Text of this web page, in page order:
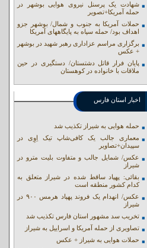
شهادت یک پرسنل نیروی هوایی بوشهر در
حمله آمریکا+تصویر
حملات آمریکا به جنوب و شمال/ بوشهر جزو
اهداف بود/ حمله سپاه به پایگاههای آمریکا
برگزاری مراسم عزاداری رهبر شهید در بوشهر
+ عکس
پایان فرار قاتل دشتستان/ دستگیری در حین
ملاقات با خانواده در کوهستان
اخبار استان فارس
حمله هوایی به شیراز تکذیب شد
معماری جالب یک کافی‌شاپ تیک اِوِی در
سپیدان+تصاویر
عکس/ شمایل جالب و متفاوت بلیت مترو در
شیراز
بقائی: پهپاد ساقط شده در شیراز متعلق به
کدام کشور منطقه است
عکس/ انهدام یک فروند پهپاد هرمس ۹۰۰ در
شیراز
تخریب سد مشهور استان فارس تکذیب شد
تصاویری از حمله آمریکا و اسراییل به شیراز
حملات هوایی به شیراز + عکس